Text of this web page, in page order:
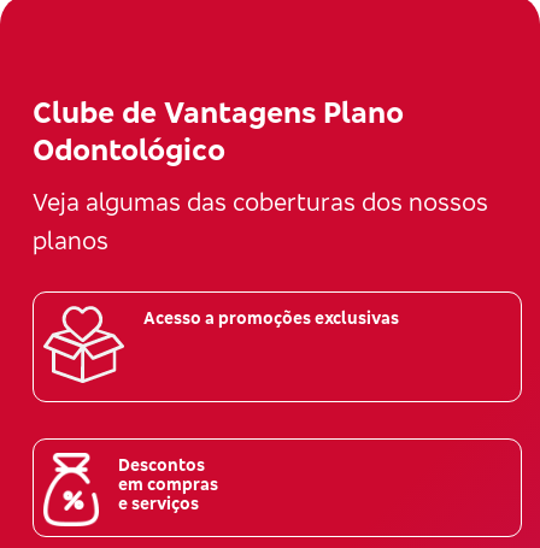
Clube de Vantagens Plano
Odontológico
Veja algumas das coberturas dos nossos
planos
Acesso a promoções exclusivas
Descontos
em compras
e serviços